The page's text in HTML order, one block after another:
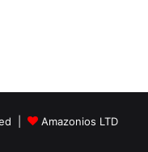
|
Amazonios LTD